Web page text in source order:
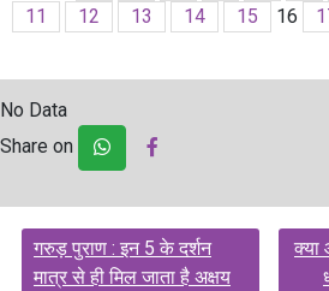
11
12 13 14 15 16
No Data
Share on
Post
navigation
गरुड़ पुराण : इन 5 के दर्शन
मात्र से ही मिल जाता है अक्षय
क्या